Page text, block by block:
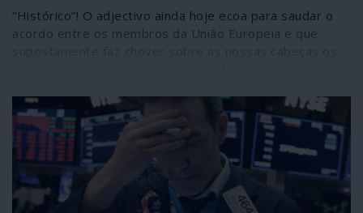
“Histórico”! O adjectivo ainda hoje ecoa para saudar o
acordo entre os membros da União Europeia e que
isso, nada tem a ver com ele. Chegam milhões a “fundo
perdido” e por empréstimo que vão custar caro aos
contribuintes, não poderão ser aplicados onde
verdadeiramente fazem falta aos cidadãos – na saúde e
outras vertentes sociais – e que ainda aliviam os países
ricos, ditos “frugais”, de boa parte dos encargos com o